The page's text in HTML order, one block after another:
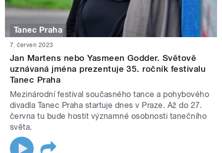
Tanec Praha
7. červen 2023
Jan Martens nebo Yasmeen Godder. Světově
uznávaná jména prezentuje 35. ročník festivalu
Tanec Praha
Mezinárodní festival současného tance a pohybového
divadla Tanec Praha startuje dnes v Praze. Až do 27.
června tu bude hostit významné osobnosti tanečního
světa.